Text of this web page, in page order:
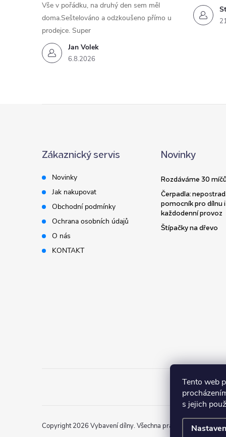
Tento web
s jejich
Jan Volek
6.8.2026
Vše v pořádku, na druhý den sem měl
doma.Seštelováno a odzkoušeno přímo u
prodejce. Super
Zákaznický servis
Novinky
Jak nakupovat
Obchodní podmínky
Ochrana osobních údajů
O nás
KONTAKT
Novinky
Rozdáváme 30
Čerpadla:
pomocník pro dílnu i
každodenní provoz
Štípačky na dřevo
Copyright 2026 Vybavení dílny. Všechna práva vyhrazena.